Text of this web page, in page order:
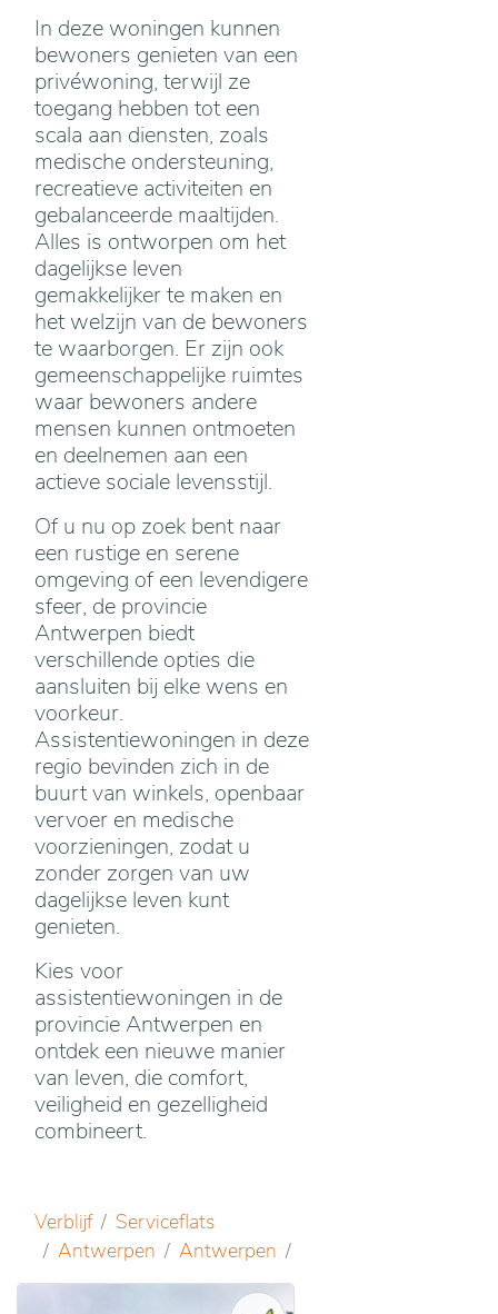
In deze woningen kunnen
bewoners genieten van een
privéwoning, terwijl ze
toegang hebben tot een
scala aan diensten, zoals
medische ondersteuning,
recreatieve activiteiten en
gebalanceerde maaltijden.
Alles is ontworpen om het
dagelijkse leven
gemakkelijker te maken en
het welzijn van de bewoners
te waarborgen. Er zijn ook
gemeenschappelijke ruimtes
waar bewoners andere
mensen kunnen ontmoeten
en deelnemen aan een
actieve sociale levensstijl.
Of u nu op zoek bent naar
een rustige en serene
omgeving of een levendigere
sfeer, de provincie
Antwerpen biedt
verschillende opties die
aansluiten bij elke wens en
voorkeur.
Assistentiewoningen in deze
regio bevinden zich in de
buurt van winkels, openbaar
vervoer en medische
voorzieningen, zodat u
zonder zorgen van uw
dagelijkse leven kunt
genieten.
Kies voor
assistentiewoningen in de
provincie Antwerpen en
ontdek een nieuwe manier
van leven, die comfort,
veiligheid en gezelligheid
combineert.
Verblijf
Serviceflats
Antwerpen
Antwerpen